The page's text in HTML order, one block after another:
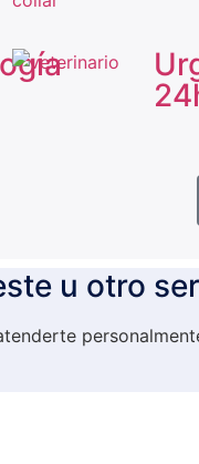
u otro